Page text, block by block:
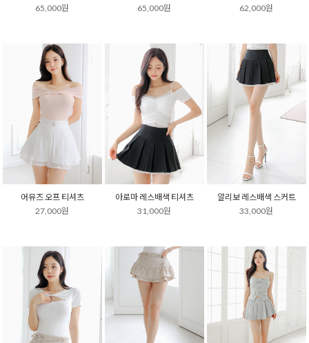
65,000원
65,000원
62,000원
어뮤즈 오프 티셔츠
27,000원
아로마 레스배색 티셔츠
31,000원
알리보 레스배색 스커트
33,000원